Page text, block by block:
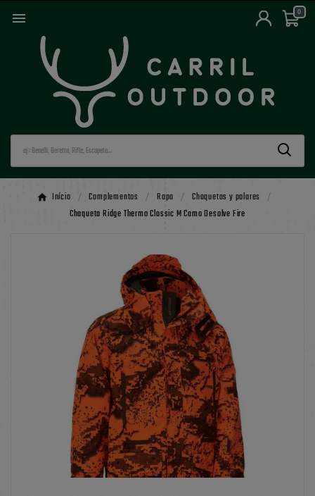
 0
Início Complementos Ropa
Chaquetas y polares
Chaqueta Ridge Thermo Classic M Camo Desolve Fire